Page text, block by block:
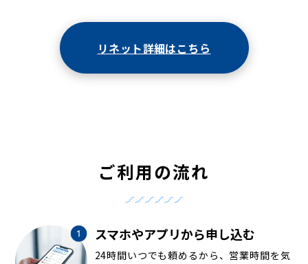
リネット詳細はこちら
ご利用の流れ
スマホやアプリから申し込む
24時間いつでも頼めるから、営業時間を気